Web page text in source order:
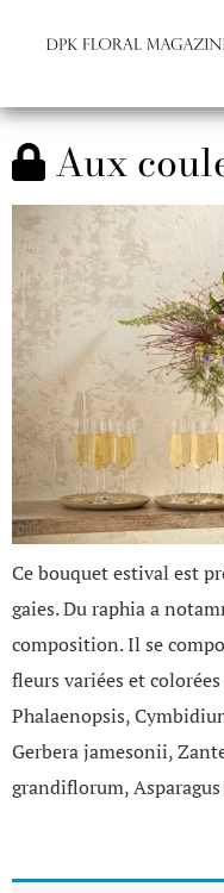
Aux
Ce bouquet estival est
gaies. Du raphia a
composition. Il se
fleurs variées et
Phalaenopsis,
Gerbera jamesonii,
grandiflorum,